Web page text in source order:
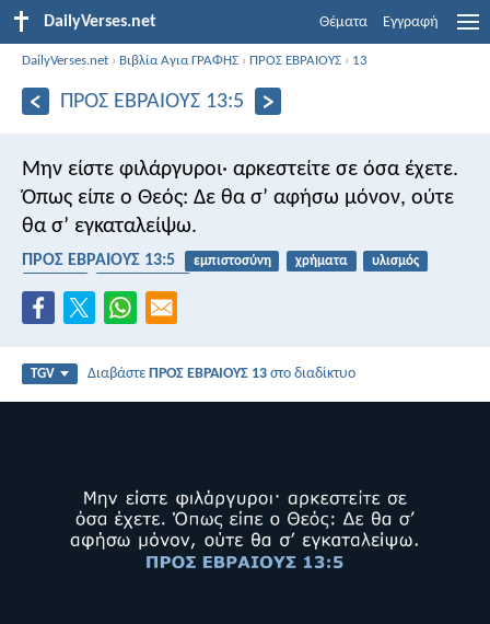
DailyVerses.net Θέματα Εγγραφή
DailyVerses.net › Βιβλία Αγια ΓΡΑΦΗΣ › ΠΡΟΣ ΕΒΡΑΙΟΥΣ › 13
ΠΡΟΣ ΕΒΡΑΙΟΥΣ 13:5
Μην είστε φιλάργυροι· αρκεστείτε σε όσα έχετε.
Όπως είπε ο Θεός: Δε θα σ’ αφήσω μόνον, ούτε
θα σ’ εγκαταλείψω.
ΠΡΟΣ ΕΒΡΑΙΟΥΣ 13:5 εμπιστοσύνη χρήματα
υλισμός
TGV ΔιαβάστεΠΡΟΣ ΕΒΡΑΙΟΥΣ 13 στο διαδίκτυο